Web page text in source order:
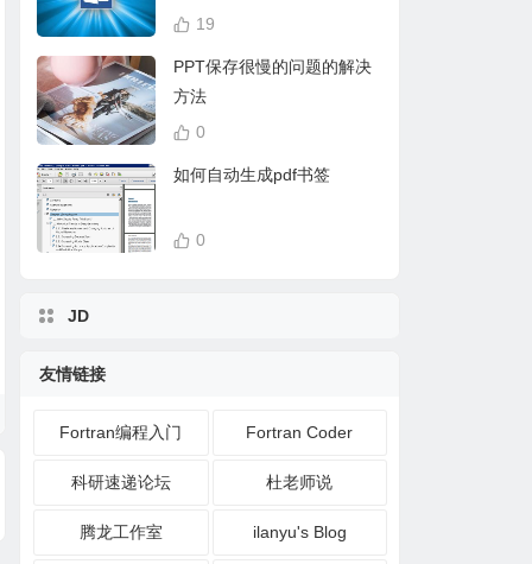
19
PPT保存很慢的问题的解决
方法
0
如何自动生成pdf书签
0
JD
友情链接
Fortran编程入门 Fortran Coder
科研速递论坛 杜老师说
腾龙工作室 ilanyu's Blog